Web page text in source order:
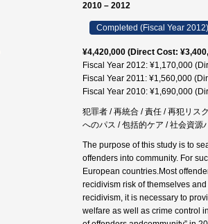
2010 – 2012
Completed (Fiscal Year 2012)
¥4,420,000 (Direct Cost:
Fiscal Year 2012: ¥1,170,000
Fiscal Year 2011: ¥1,560,000
Fiscal Year 2010: ¥1,690,000
犯罪者 / 再統合 / 責任 / 再犯リス
へのパス / 包括的ケア / 社会資源
The purpose of this study is to
offenders into community. For
European countries.Most
recidivism risk of themselves
recidivism, it is necessary to
welfare as well as crime control